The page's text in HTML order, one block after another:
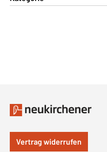
Vertrag widerrufen